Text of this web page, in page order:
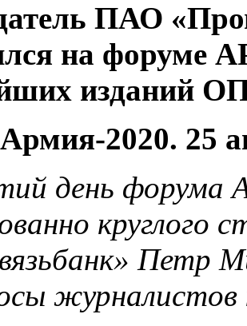
ПАО
на форуме
изданий
2020. 25
день форума
круглого
Петр